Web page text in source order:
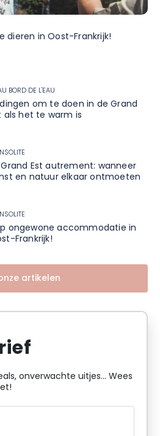
dieren in Oost-Frankrijk!
BORD DE L'EAU
dingen om te doen in de Grand
als het te warm is
Grand Est autrement: wanneer
en natuur elkaar ontmoeten
ongewone accommodatie in
Frankrijk!
artikelen
onverwachte uitjes... Wees